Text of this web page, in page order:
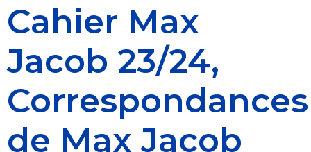
Cahier Max
Jacob 23/24,
Correspondances
de Max Jacob